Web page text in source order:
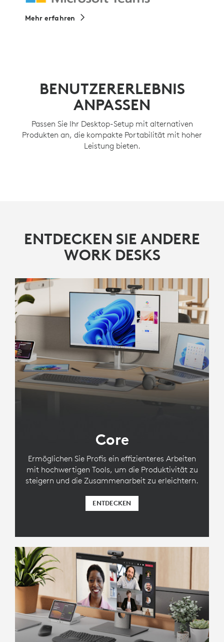
Mehr erfahren
BENUTZERERLEBNIS
ANPASSEN
Passen Sie Ihr Desktop-Setup mit alternativen
Produkten an, die kompakte Portabilität mit hoher
Leistung bieten.
ENTDECKEN SIE ANDERE
WORK DESKS
Core
Ermöglichen Sie Profis ein effizienteres Arbeiten
mit hochwertigen Tools, um die Produktivität zu
steigern und die Zusammenarbeit zu erleichtern.
ENTDECKEN